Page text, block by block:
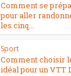
Comment se
pour aller
les cinq...
Sport
Comment choisir
idéal pour un VTT